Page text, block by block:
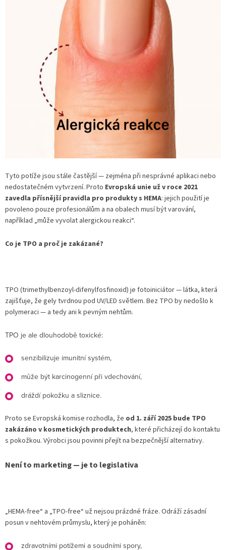
Tyto potíže jsou stále častější — zejména při nesprávné aplikaci nebo
nedostatečném vytvrzení. Proto Evropská unie už v roce 2021
zavedla přísnější pravidla pro produkty s HEMA: jejich použití je
povoleno pouze profesionálům a na obalech musí být varování,
například „může vyvolat alergickou reakci“.
Co je TPO a proč je zakázané?
TPO (trimethylbenzoyl-difenylfosfinoxid) je fotoiniciátor — látka, která
zajišťuje, že gely tvrdnou pod UV/LED světlem. Bez TPO by nedošlo k
polymeraci — a tedy ani k pevným nehtům.
TPO je ale dlouhodobě toxické:
senzibilizuje imunitní systém,
může být karcinogenní při vdechování,
dráždí pokožku a sliznice.
Proto se Evropská komise rozhodla, že od 1. září 2025 bude TPO
zakázáno v kosmetických produktech, které přicházejí do kontaktu
s pokožkou. Výrobci jsou povinni přejít na bezpečnější alternativy.
Není to marketing — je to legislativa
„HEMA-free“ a „TPO-free“ už nejsou prázdné fráze. Odráží zásadní
posun v nehtovém průmyslu, který je poháněn:
zdravotními potížemi a soudními spory,